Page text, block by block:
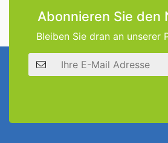
Abonnieren Sie den
Bleiben Sie dran an unserer
E-Mail Adresse